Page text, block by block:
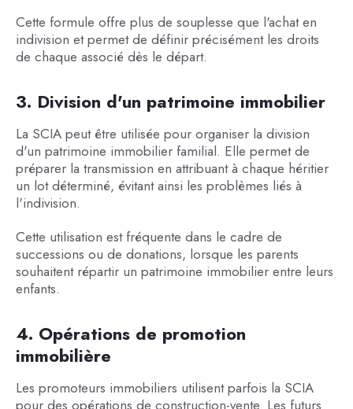
Cette formule offre plus de souplesse que l'achat en
indivision et permet de définir précisément les droits
de chaque associé dès le départ.
3. Division d'un patrimoine immobilier
La SCIA peut être utilisée pour organiser la division
d'un patrimoine immobilier familial. Elle permet de
préparer la transmission en attribuant à chaque héritier
un lot déterminé, évitant ainsi les problèmes liés à
l'indivision.
Cette utilisation est fréquente dans le cadre de
successions ou de donations, lorsque les parents
souhaitent répartir un patrimoine immobilier entre leurs
enfants.
4. Opérations de promotion
immobilière
Les promoteurs immobiliers utilisent parfois la SCIA
pour des opérations de construction-vente. Les futurs